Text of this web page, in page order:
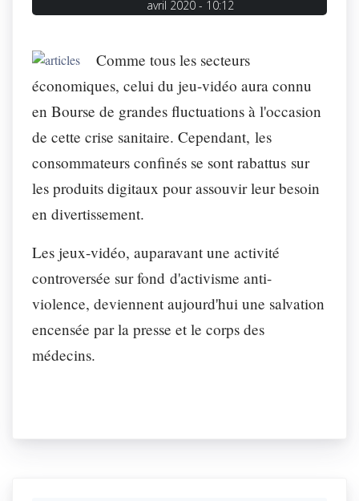
avril 2020 - 10:12
Comme tous les secteurs
économiques, celui du jeu-vidéo aura connu
en Bourse de grandes fluctuations à l'occasion
de cette crise sanitaire. Cependant, les
consommateurs confinés se sont rabattus sur
les produits digitaux pour assouvir leur besoin
en divertissement.
Les jeux-vidéo, auparavant une activité
controversée sur fond d'activisme anti-
violence, deviennent aujourd'hui une salvation
encensée par la presse et le corps des
médecins.